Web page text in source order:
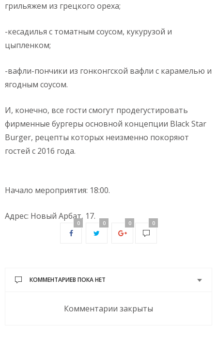
грильяжем из грецкого ореха;
-кесадилья с томатным соусом, кукурузой и
цыпленком;
-вафли-пончики из гонконгской вафли с карамелью и
ягодным соусом.
И, конечно, все гости смогут продегустировать
фирменные бургеры основной концепции Black Star
Burger, рецепты которых неизменно покоряют
гостей с 2016 года.
Начало мероприятия: 18:00.
Адрес: Новый Арбат, 17.
0 0 0 0
КОММЕНТАРИЕВ ПОКА НЕТ
Комментарии закрыты